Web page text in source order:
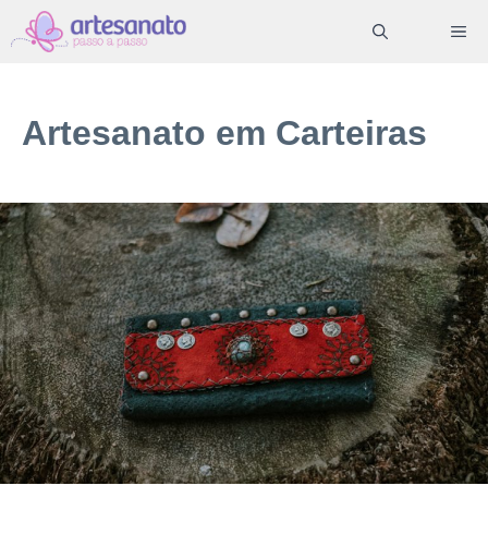
Pular
para
conteúdo
Artesanato em Carteiras